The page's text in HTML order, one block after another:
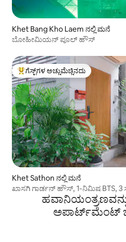
Khet Bang Kho Laem ನಲ್ಲಿ ಮನೆ
ಬೋಹೀಮಿಯನ್ ಪೂಲ್ ಹೌಸ್
ಗೆಸ್ಟ್‌ಗಳಿಗೆ ಅತಿ ಹೆಚ್ಚು ಅಚ್ಚುಮೆಚ್ಚಿನದು
ಗೆಸ್ಟ್‌ಗಳ ಅಚ್ಚುಮೆಚ್ಚಿನದು
Khet Sathon ನಲ್ಲಿ ಮನೆ
ಖಾಸಗಿ ಗಾರ್ಡನ್ ಹೌಸ್, 1-ನಿಮಿಷ BTS, 3
ಮಲಗುವ ಸ್ಥಳ
ಅಪಾರ್ಟ್‌ಮೆಂಟ್‌